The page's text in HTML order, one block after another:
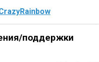
поддержки